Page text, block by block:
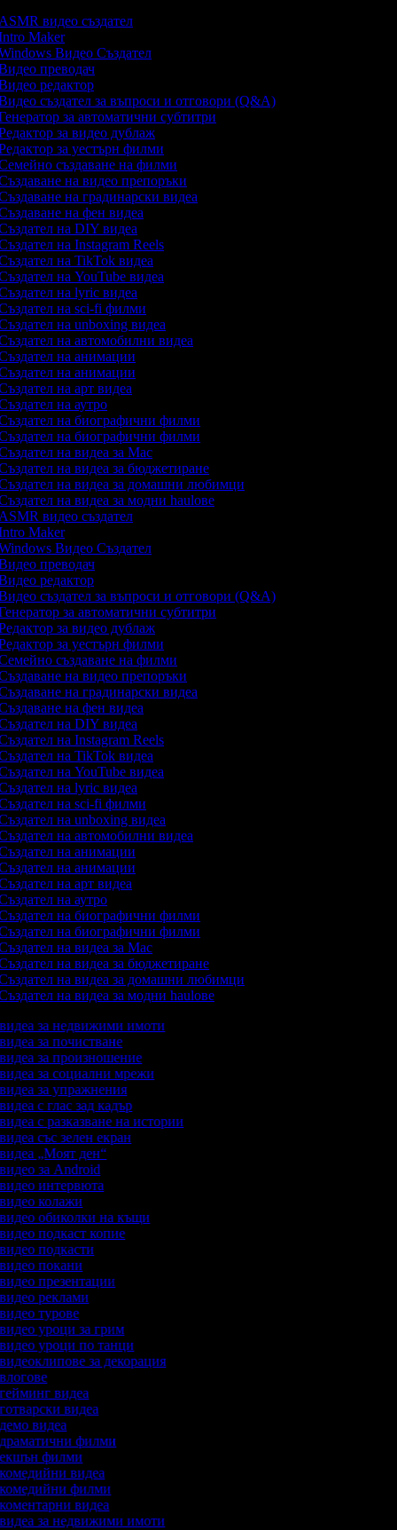
видео създател
Maker
Видео Създател
преводач
редактор
създател за въпроси и отговори (Q&A)
за автоматични субтитри
за видео дублаж
за уестърн филми
създаване на филми
на видео препоръки
на градинарски видеа
на фен видеа
на DIY видеа
на Instagram Reels
на TikTok видеа
на YouTube видеа
на lyric видеа
на sci-fi филми
на unboxing видеа
на автомобилни видеа
на анимации
на анимации
на арт видеа
на аутро
на биографични филми
на биографични филми
на видеа за Mac
на видеа за бюджетиране
на видеа за домашни любимци
на видеа за модни haulове
видео създател
Maker
Видео Създател
преводач
редактор
създател за въпроси и отговори (Q&A)
за автоматични субтитри
за видео дублаж
за уестърн филми
създаване на филми
на видео препоръки
на градинарски видеа
на фен видеа
на DIY видеа
на Instagram Reels
на TikTok видеа
на YouTube видеа
на lyric видеа
на sci-fi филми
на unboxing видеа
на автомобилни видеа
на анимации
на анимации
на арт видеа
на аутро
на биографични филми
на биографични филми
на видеа за Mac
на видеа за бюджетиране
на видеа за домашни любимци
на видеа за модни haulове
видеа за недвижими имоти
за почистване
видеа за произношение
видеа за социални мрежи
за упражнения
с глас зад кадър
с разказване на истории
със зелен екран
„Моят ден“
за Android
интервюта
колажи
видео обиколки на къщи
подкаст копие
подкасти
покани
презентации
реклами
турове
видео уроци за грим
видео уроци по танци
за декорация
видеа
видеа
видеа
драматични филми
екшън филми
комедийни видеа
комедийни филми
видеа
видеа за недвижими имоти